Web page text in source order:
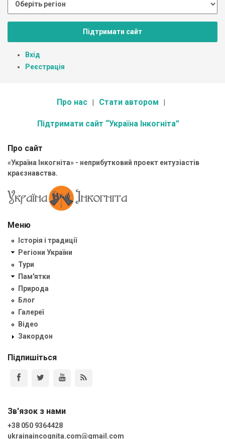
Підтримати сайт
Вхід
Реєстрація
Про нас Стати автором
Підтримати сайт “Україна Інкогніта”
Про сайт
«Україна Інкогніта» - неприбутковий проект ентузіастів
краєзнавства.
Меню
Історія і традиції
Регіони України
Тури
Пам'ятки
Природа
Блог
Галереї
Відео
Закордон
Підпишіться
Зв'язок з нами
+38 050 9364428
ukrainaincognita.com@gmail.com